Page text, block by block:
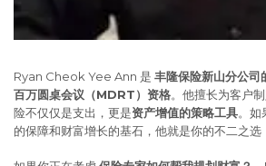
Ryan Cheok Yee Ann 是 丰隆保险新山分公司
百万圆桌会议（MDRT）资格。他擅长为客户
险不仅仅是支出，更是资产增值的策略工具。如
的保障和财富增长的基石，他就是你的不二之选